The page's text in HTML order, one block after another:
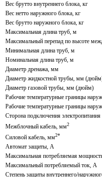
Вес брутто внутреннего блока, кг
Вес нетто наружного блока, кг
Вес брутто наружного блока, кг
Максимальная длина труб, м
Максимальный перепад по высоте
Минимальная длина труб, м
Номинальная длина труб, м
Диаметр дренажа, мм
Диаметр жидкостной трубы, мм
Диаметр газовой трубы, мм (дюйм)
Рабочие температурные границы
Рабочие температурные границы
Сторона подключения электропитания
Межблочный кабель, мм2
Силовой кабель, мм2*
Автомат защиты, А
Максимальная потребляемая
Максимальный потребляемый ток, А
Степень защиты внутреннего/